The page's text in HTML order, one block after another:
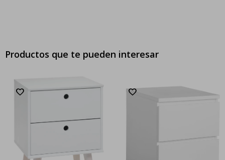
Productos que te pueden interesar